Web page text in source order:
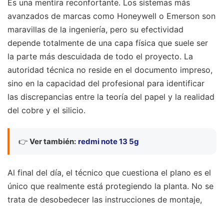
Es una mentira reconfortante. Los sistemas más
avanzados de marcas como Honeywell o Emerson son
maravillas de la ingeniería, pero su efectividad
depende totalmente de una capa física que suele ser
la parte más descuidada de todo el proyecto. La
autoridad técnica no reside en el documento impreso,
sino en la capacidad del profesional para identificar
las discrepancias entre la teoría del papel y la realidad
del cobre y el silicio.
👉 Ver también: redmi note 13 5g
Al final del día, el técnico que cuestiona el plano es el
único que realmente está protegiendo la planta. No se
trata de desobedecer las instrucciones de montaje,